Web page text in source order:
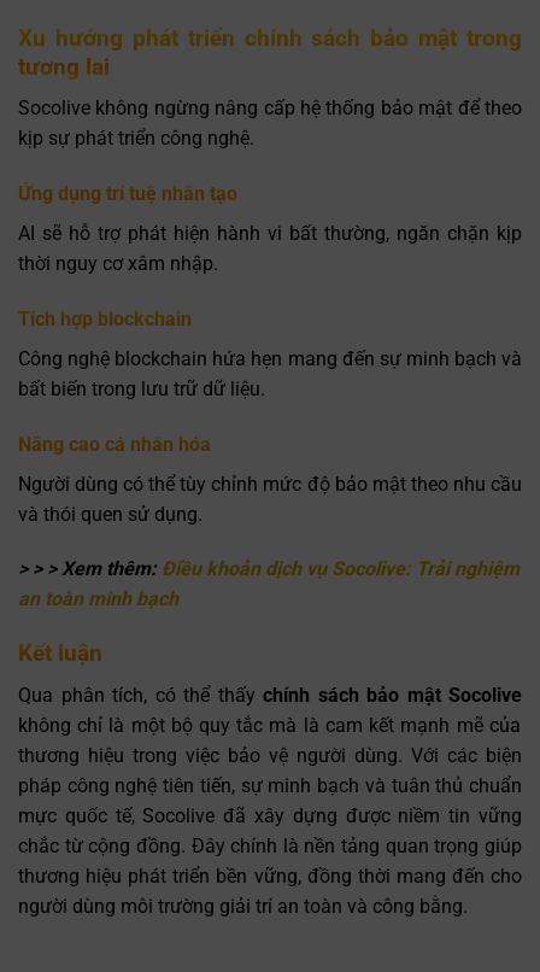
Xu hướng phát triển chính sách bảo mật trong
tương lai
Socolive không ngừng nâng cấp hệ thống bảo mật để theo
kịp sự phát triển công nghệ.
Ứng dụng trí tuệ nhân tạo
AI sẽ hỗ trợ phát hiện hành vi bất thường, ngăn chặn kịp
thời nguy cơ xâm nhập.
Tích hợp blockchain
Công nghệ blockchain hứa hẹn mang đến sự minh bạch và
bất biến trong lưu trữ dữ liệu.
Nâng cao cá nhân hóa
Người dùng có thể tùy chỉnh mức độ bảo mật theo nhu cầu
và thói quen sử dụng.
> > > Xem thêm: Điều khoản dịch vụ Socolive: Trải nghiệm
an toàn minh bạch
Kết luận
Qua phân tích, có thể thấy chính sách bảo mật Socolive
không chỉ là một bộ quy tắc mà là cam kết mạnh mẽ của
thương hiệu trong việc bảo vệ người dùng. Với các biện
pháp công nghệ tiên tiến, sự minh bạch và tuân thủ chuẩn
mực quốc tế, Socolive đã xây dựng được niềm tin vững
chắc từ cộng đồng. Đây chính là nền tảng quan trọng giúp
thương hiệu phát triển bền vững, đồng thời mang đến cho
người dùng môi trường giải trí an toàn và công bằng.